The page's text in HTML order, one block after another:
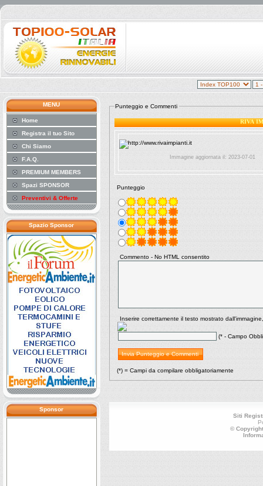
MENU
Home
Registra il tuo Sito
Chi Siamo
F.A.Q.
PREMIUM MEMBERS
Spazi SPONSOR
Preventivi & Offerte
Spazio Sponsor
Sponsor
Punteggio e Commenti
RIVA
Immagine aggiornata il: 2023-07-01
Punteggio
Commento - No HTML consentito
Inserire correttamente il testo mostrato
(* - Campo
(*) = Campi da compilare obbligatoriamente
Siti
©